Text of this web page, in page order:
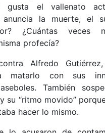
gusta el vallenato
anuncia la muerte, el
¿Cuántas veces
profecía?
Alfredo
matarlo con sus
También
su “ritmo movido”
hacer lo mismo.